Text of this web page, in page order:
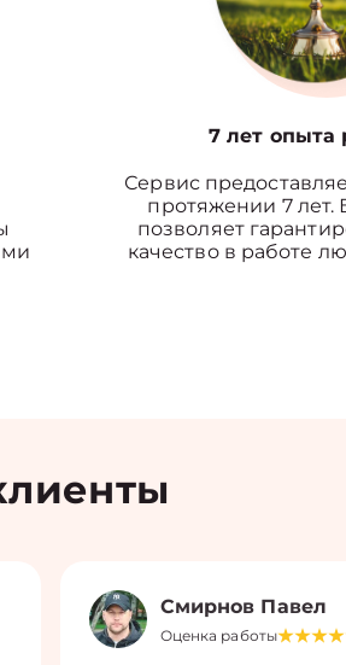
7 лет опыта
Сервис
протяжении 7 лет.
позволяет
качество в работе
Смирнов Павел
Оценка работы